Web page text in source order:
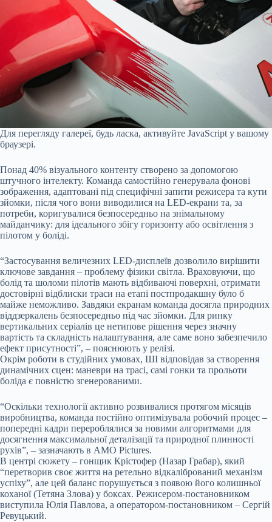
Для перегляду галереї, будь ласка, активуйте JavaScript у вашому
браузері.
Понад 40% візуального контенту створено за допомогою
штучного інтелекту. Команда самостійно генерувала фонові
зображення, адаптовані під специфічні запити режисера та кути
зйомки, після чого вони виводилися на LED-екрани та, за
потреби, коригувалися безпосередньо на знімальному
майданчику: для ідеального збігу горизонту або освітлення з
пілотом у боліді.
“Застосування величезних LED-дисплеїв дозволило вирішити
ключове завдання – проблему фізики світла. Враховуючи, що
болід та шоломи пілотів мають відбиваючі поверхні, отримати
достовірні відблиски траси на етапі постпродакшну було б
майже неможливо. Завдяки екранам команда досягла природних
віддзеркалень безпосередньо під час зйомки. Для ринку
вертикальних серіалів це нетипове рішення через значну
вартість та складність налаштування, але саме воно забезпечило
ефект присутності”, – пояснюють у релізі.
Окрім роботи в студійних умовах, ШІ відповідав за створення
динамічних сцен: маневри на трасі, самі гонки та прольоти
боліда є повністю згенерованими.
“Оскільки технології активно розвивалися протягом місяців
виробництва, команда постійно оптимізувала робочий процес –
попередні кадри перероблялися за новими алгоритмами для
досягнення максимальної деталізації та природної плинності
рухів”, – зазначають в AMO Pictures.
В центрі сюжету – гонщик Крістофер (Назар Грабар), який
“перетворив своє життя на ретельно відкалібрований механізм
успіху”, але цей баланс порушується з появою його колишньої
коханої (Тетяна Злова) у боксах. Режисером-постановником
виступила Юлія Павлова, а оператором-постановником – Сергій
Ревуцький.